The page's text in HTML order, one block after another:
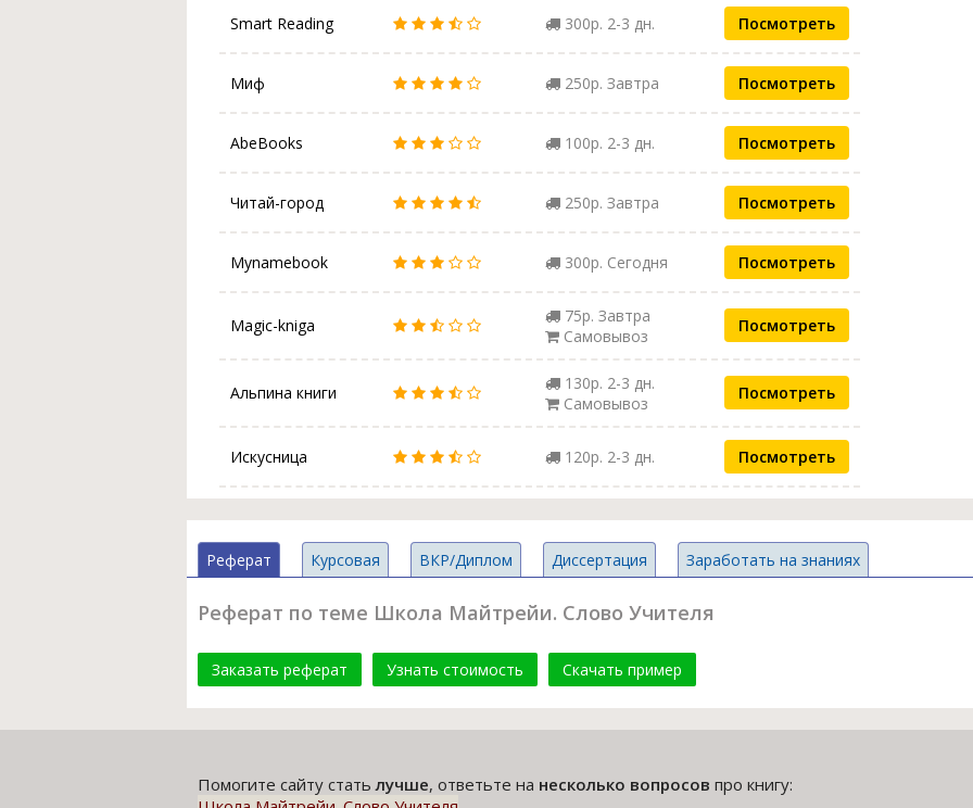
Smart Reading 300р. 2-3 дн. Посмотреть
Миф 250р. Завтра Посмотреть
AbeBooks 100р. 2-3 дн. Посмотреть
Читай-город 250р. Завтра Посмотреть
Mynamebook 300р. Сегодня Посмотреть
Magic-kniga
75р. Завтра
Самовывоз
Посмотреть
Альпина книги
130р. 2-3 дн.
Самовывоз
Посмотреть
Искусница 120р. 2-3 дн. Посмотреть
Реферат Курсовая ВКР/Диплом Диссертация Заработать на знаниях
Реферат по теме Школа Майтрейи. Слово Учителя
Заказать реферат Узнать стоимость Скачать пример
Помогите сайту статьлучше, ответьте на несколько вопросов про книгу: